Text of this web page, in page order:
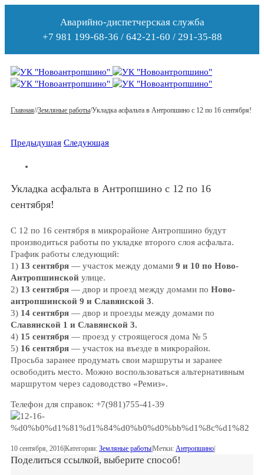
Аварийно-диспетчерская служба
+7 981 199-68-36 / 642-21-60 / 291-35-88
Главная//Земляные работы/Укладка асфальта в Антропшино с 12 по 16 сентября!
Предыдущая Следующая
Укладка асфальта в Антропшино с 12 по 16
сентября!
С 12 по 16 сентября в микрорайоне Антропшино будут
производиться работы по укладке второго слоя асфальта.
График работы следующий:
1) 13 сентября — участок между домами 9 и 10 по Ново-
Антропшинской улице.
2) 13 сентября — двор и проезд между домами по Ново-
антропшинской 9 и Славянской 3.
3) 14 сентября — двор и проезды между домами по
Славянской 1 и Славянской 3.
4) 15 сентября — проезд у строящегося дома № 5
5) 16 сентября — участок на въезде в микрорайон.
Просьба заранее продумать свои маршруты и заранее
освободить место. Можно воспользоваться альтернативным
маршрутом через садоводство «Ремиз».
Телефон для справок: +7(981)755-41-39
10 сентября, 2016|Категории: Земляные работы|Метки: Антропшино|
Поделиться ссылкой, выберите способ!